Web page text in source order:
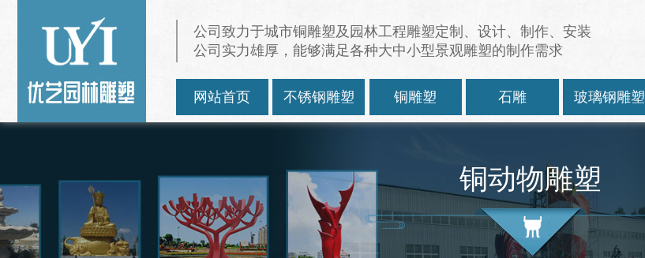
公司致力于城市铜雕塑及园林工程雕塑定制、设计、制作、安装
公司实力雄厚，能够满足各种大中小型景观雕塑的制作需求
网站首页 不锈钢雕塑 铜雕塑 石雕 玻璃钢雕塑
铜动物雕塑